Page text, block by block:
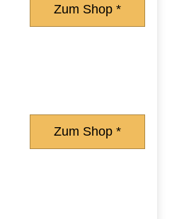
Zum Shop *
Zum Shop *